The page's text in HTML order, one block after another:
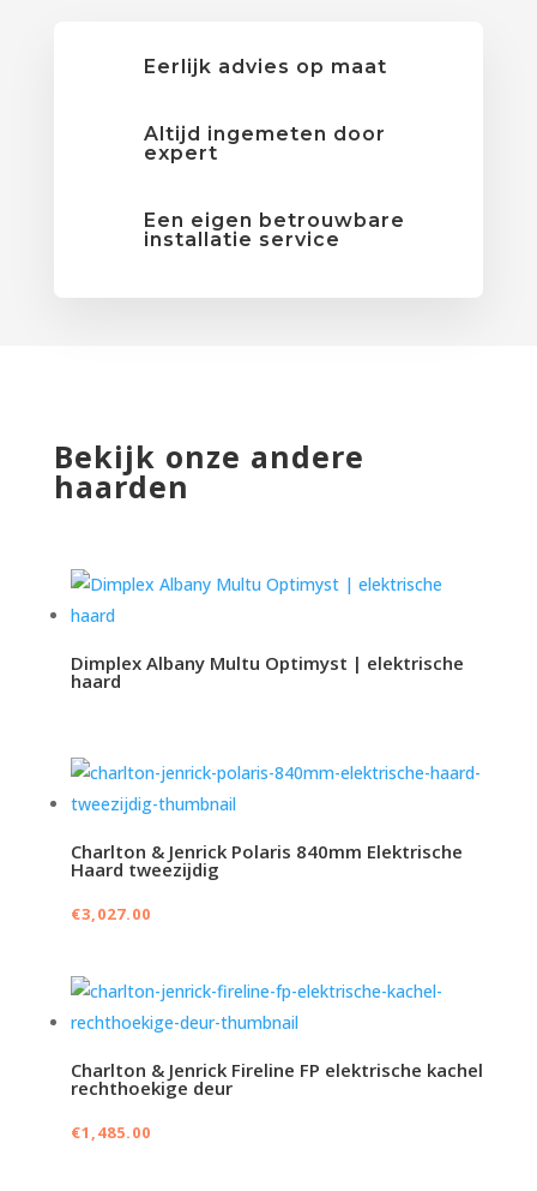
Eerlijk advies op maat
Altijd ingemeten door
expert
Een eigen betrouwbare
installatie service
Bekijk onze andere
haarden
Dimplex Albany Multu Optimyst | elektrische
haard
Charlton & Jenrick Polaris 840mm Elektrische
Haard tweezijdig
€3,027.00
Charlton & Jenrick Fireline FP elektrische kachel
rechthoekige deur
€1,485.00